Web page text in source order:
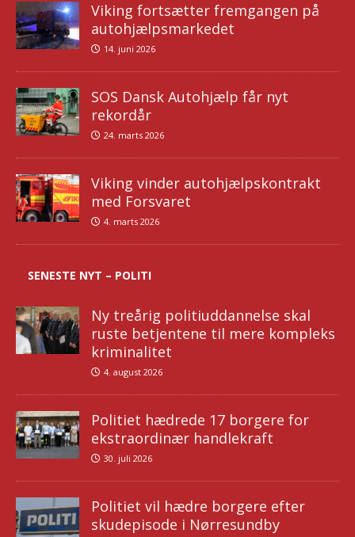
Viking fortsætter fremgangen på
autohjælpsmarkedet
14. juni 2026
SOS Dansk Autohjælp får nyt
rekordår
24. marts 2026
Viking vinder autohjælpskontrakt
med Forsvaret
4. marts 2026
SENESTE NYT – POLITI
Ny treårig politiuddannelse skal
ruste betjentene til mere kompleks
kriminalitet
4. august 2026
Politiet hædrede 17 borgere for
ekstraordinær handlekraft
30. juli 2026
Politiet vil hædre borgere efter
skudepisode i Nørresundby